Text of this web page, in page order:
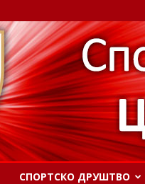
СПОРТСКО ДРУШТВО